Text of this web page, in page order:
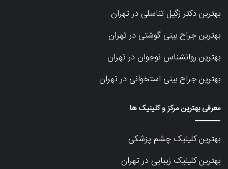
بهترین دکتر زگیل تناسلی در تهران
بهترین جراح بینی گوشتی در تهران
بهترین روانشناس نوجوان در تهران
بهترین جراح بینی استخوانی در تهران
معرفی بهترین مرکز و کلینیک ها
بهترین کلینیک چشم پزشکی
بهترین کلینیک زیبایی در تهران